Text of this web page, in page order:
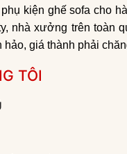
kiện ghế sofa cho
nhà xưởng trên toàn
hảo, giá thành phải
TÔI